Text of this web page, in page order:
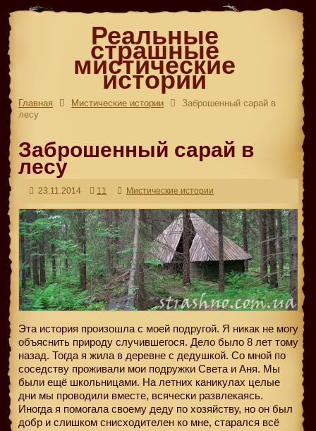
Реальные
страшные
мистические
истории
Главная Мистические истории
Заброшенный сарай в
лесу
Заброшенный сарай в
лесу
23.11.2014 11 Мистические истории
Эта история произошла с моей подругой. Я никак не могу
объяснить природу случившегося. Дело было 8 лет тому
назад. Тогда я жила в деревне с дедушкой. Со мной по
соседству проживали мои подружки Света и Аня. Мы
были ещё школьницами. На летних каникулах целые
дни мы проводили вместе, всячески развлекаясь.
Иногда я помогала своему деду по хозяйству, но он был
добр и слишком снисходителен ко мне, старался всё